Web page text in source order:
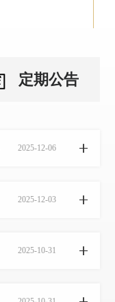
定期公告
2025-12-06
2025-12-03
2025-10-31